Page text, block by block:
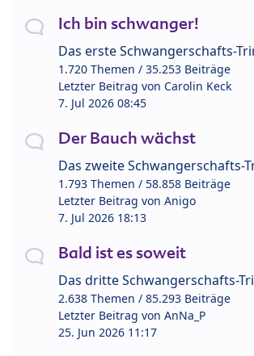
Ich bin schwanger!
Das erste Schwangerschafts-
1.720 Themen / 35.253 Beiträge
Letzter Beitrag von Carolin Keck
7. Jul 2026 08:45
Der Bauch wächst
Das zweite Schwangerschafts-
1.793 Themen / 58.858 Beiträge
Letzter Beitrag von Anigo
7. Jul 2026 18:13
Bald ist es soweit
Das dritte Schwangerschafts-
2.638 Themen / 85.293 Beiträge
Letzter Beitrag von AnNa_P
25. Jun 2026 11:17